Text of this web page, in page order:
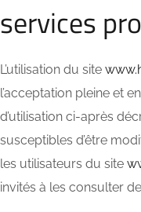
services
L’utilisation du site
l’acceptation pleine et
d’utilisation ci-après
susceptibles d’être
les utilisateurs du site
invités à les consulter